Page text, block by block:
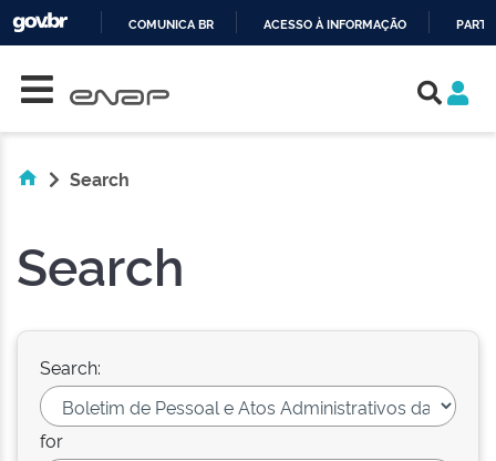
COMUNICA BR ACESSO À INFORMAÇÃO
Search
Search
Search:
for